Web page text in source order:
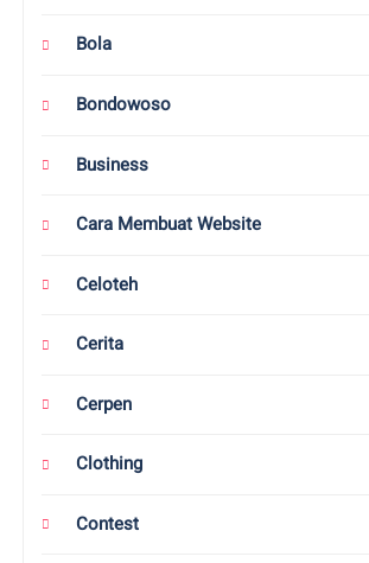
Bola
Bondowoso
Business
Cara Membuat Website
Celoteh
Cerita
Cerpen
Clothing
Contest